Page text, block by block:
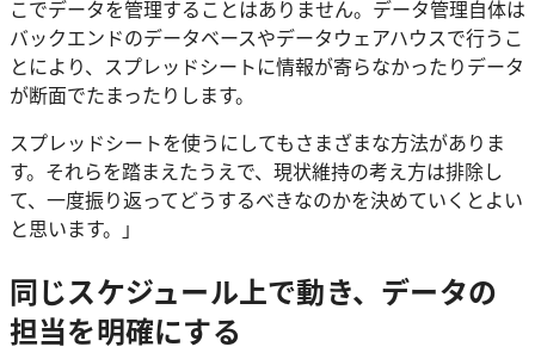
こでデータを管理することはありません。データ管理自体は
バックエンドのデータベースやデータウェアハウスで行うこ
とにより、スプレッドシートに情報が寄らなかったりデータ
が断面でたまったりします。
スプレッドシートを使うにしてもさまざまな方法がありま
す。それらを踏まえたうえで、現状維持の考え方は排除し
て、一度振り返ってどうするべきなのかを決めていくとよい
と思います。」
同じスケジュール上で動き、データの
担当を明確にする